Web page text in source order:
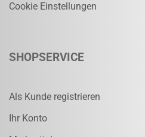
Cookie Einstellungen
SHOPSERVICE
Als Kunde registrieren
Ihr Konto